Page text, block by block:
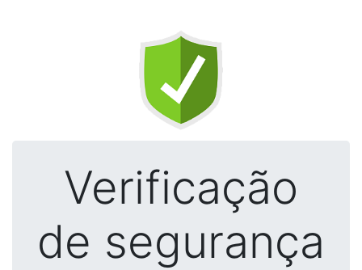
Verificação
de segurança